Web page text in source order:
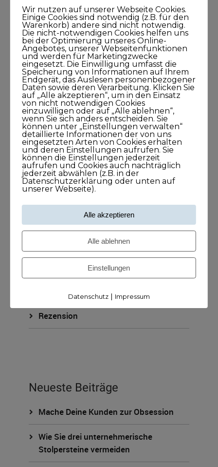
Blog
KUNDISCHgedacht
KUNDISCHimpuls
KUNDISCHkonkret
KUNDISCHleben
KUNDISCHpositioniert
KUNDISCHstory
KUNDISCHstrategie
KUNDISCHverkauf
KUNDISCHzukunft
ohne Kategorie
Rezension
Neueste Beiträge
Mache Deine Kunden zur Obsession
Wie Sie drei unternehmerische
Stolpersteine vermeiden
Wir nutzen auf unserer Webseite Cookies.
Einige Cookies sind notwendig (z.B. für den
Warenkorb) andere sind nicht notwendig.
Die nicht-notwendigen Cookies helfen uns
bei der Optimierung unseres Online-
Angebotes, unserer Webseitenfunktionen
und werden für Marketingzwecke
eingesetzt. Die Einwilligung umfasst die
Speicherung von Informationen auf Ihrem
Endgerät, das Auslesen personenbezogener
Daten sowie deren Verarbeitung. Klicken Sie
auf „Alle akzeptieren“, um in den Einsatz
von nicht notwendigen Cookies
einzuwilligen oder auf „Alle ablehnen“,
wenn Sie sich anders entscheiden. Sie
können unter „Einstellungen verwalten“
detaillierte Informationen der von uns
eingesetzten Arten von Cookies erhalten
und deren Einstellungen aufrufen. Sie
können die Einstellungen jederzeit
aufrufen und Cookies auch nachträglich
jederzeit abwählen (z.B. in der
Datenschutzerklärung oder unten auf
unserer Webseite).
Alle akzeptieren
Alle ablehnen
Einstellungen
Datenschutz| Impressum